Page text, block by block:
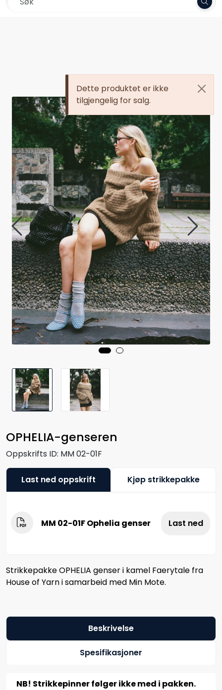
Skip to main content
Dette produktet er ikke
tilgjengelig for salg.
OPHELIA-genseren
Oppskrifts ID: MM 02-01F
Last ned oppskrift Kjøp strikkepakke
MM 02-01F Ophelia genser Last ned
Strikkepakke OPHELIA genser i kamel Faerytale fra
House of Yarn i samarbeid med Min Mote.
Beskrivelse
Spesifikasjoner
NB! Strikkepinner følger ikke med i pakken.
Kolleksjoner
Pinner og tilbehør
Gavekort
Outlet